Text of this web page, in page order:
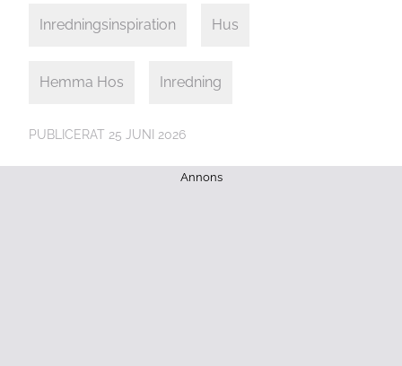
Inredningsinspiration Hus
Hemma Hos Inredning
PUBLICERAT 25 JUNI 2026
Annons